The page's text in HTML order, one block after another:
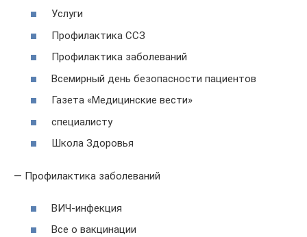
Услуги
Профилактика ССЗ
Профилактика заболеваний
Всемирный день безопасности пациентов
Газета «Медицинские вести»
специалисту
Школа Здоровья
— Профилактика заболеваний
ВИЧ-инфекция
Все о вакцинации